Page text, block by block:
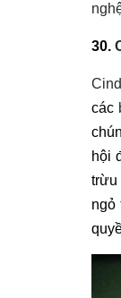
30.
các
hội
trừu
ngỏ